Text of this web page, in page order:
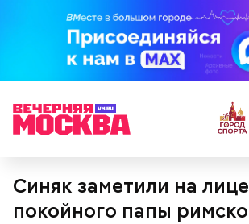
Синяк заметили на лице
покойного папы
Фото: wikimedia.org